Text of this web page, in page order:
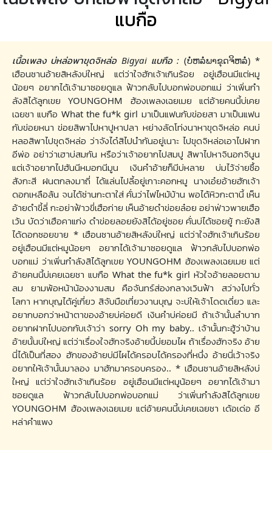
แบกือ
เนื้อเพลง บ่หล่อพาขุดจิหล่อ Bigyai แบกือ : (ບໍ່ຫລໍ່ພາຂຸດຈິຫລໍ່) *
เฮือนซานอ้ายสิหลังบ่ใหญ่ แต่ว่าใจฮักเจ้าเกินร้อย อยู่เฮือนมีแต่หมู
น้อยๆ อยากได้เจ้ามาซอยดูแล ฟ้าวกลับไปบอกพ่อบอกแม่ ว่าเพิ่นกำ
ลังสิได้ลูกเขย YOUNGOHM ฮ้องเพลงเฉยเมย แต่อ้ายคนนี้บ่เคย
เฉยชา แบกือ What the fu*k girl มาเป็นแฟนกับข่อยสา มาเป็นแฟน
กับข่อยหนา ข่อยสิพาไปหาปูหาปลา หย่างลัดโท่งนาหาขุดจิหล่อ คนบ่
หลอสิพาไปขุดจิหล่อ ว่าจังได๋สิไปนำกันอยู่เนาะ ไปขุดจิหล่อเอาไปฝาก
อีพ่อ อย่าว่าเฮาบ่สมกัน หรือว่าเจ้าอยากไปสมปู สิพาไปหาจินอกจินูน
แต่เจ้าอยากไปฮันนีหมอกนีมูน เงินคำอ้ายก็มีบ่หลาย บ่มไว้จ่ายซื้อ
สังกะสี ฝนตกลงมาถี่ ได้แล่นไปลี้อยู่เกาะคอกหมู นางเอ๋ยอ้ายฮักเจ้า
ดอกเหลือล้น จนได้ซ่านกะตาใส่ คั่นว่าไฟไหม้บ้าน พอได้หิวกะตานี้ เห็น
อ้ายดำขี้ลี่ กะอย่าฟ้าวขี่เฮือก่าย เห็นอ้ายดำข่อยล๋อย อย่าฟ่าวพายเฮือ
เว้น บัดว่าเฮือคาแก่ง ดำข่อยลอยยังสิได้อยู่ซอย คั่นบ่ได้ซอยยู้ กะยังสิ
ได้ดอกซอยขาย * เฮือนซานอ้ายสิหลังบ่ใหญ่ แต่ว่าใจฮักเจ้าเกินร้อย
อยู่เฮือนมีแต่หมูน้อยๆ อยากได้เจ้ามาซอยดูแล ฟ้าวกลับไปบอกพ่อ
บอกแม่ ว่าเพิ่นกำลังสิได้ลูกเขย YOUNGOHM ฮ้องเพลงเฉยเมย แต่
อ้ายคนนี้บ่เคยเฉยชา แบกือ What the fu*k girl หัวใจอ้ายลอยตาม
ลม ยามพ้อหน้าน้องงามสม คือจันทร์ส่องกลางเวินฟ้า สว่างไปทั่ว
โลกา หากบุญได้คู่เกี่ยว สิจับมือเที่ยวงานบุญ จะบ่ให้เจ้าโดดเดี่ยว และ
อยากบอกว่าหน้าตาของอ้ายบ่ค่อยดี เงินคำบ่ค่อยมี ถ้าเจ้านั้นลำบาก
อยากฝากไปบอกกับเจ้าว่า sorry Oh my baby.. เจ้านั้นกะฮู้ว่าบ้าน
อ้ายนั้นบ่ใหญ่ แต่ว่าเรื่องใจฮักจริงอ้ายนี้บ่ยอมไผ ถ้าเรื่องฮักจริง อ้าย
นี่ได้เป็นที่สอง ฮักของอ้ายบ่มีไผได้ครอบได้ครองที่หนึ่ง อ้ายนี่เว้าจริง
อยากให้เจ้านั้นมาลอง มาฮักมาครอบครอง.. * เฮือนซานอ้ายสิหลังบ่
ใหญ่ แต่ว่าใจฮักเจ้าเกินร้อย อยู่เฮือนมีแต่หมูน้อยๆ อยากได้เจ้ามา
ซอยดูแล ฟ้าวกลับไปบอกพ่อบอกแม่ ว่าเพิ่นกำลังสิได้ลูกเขย
YOUNGOHM ฮ้องเพลงเฉยเมย แต่อ้ายคนนี้บ่เคยเฉยชา เด้อเด่อ อี
หล่าคำแพง